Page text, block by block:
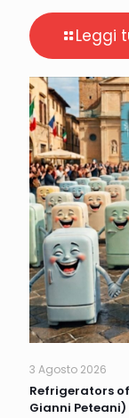
Leggi
3 Agosto 2026
Refrigerators
Gianni Peteani)